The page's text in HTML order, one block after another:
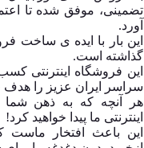
تضمینی، موفق شده تا
آورد.
این بار با ایده ی ساخت
گذاشته است.
این فروشگاه اینترنتی
سراسر ایران عزیز را هدف
هر آنچه که به ذهن
اینترنتی ما پیدا خواهید کرد!
این باعث افتخار ماست